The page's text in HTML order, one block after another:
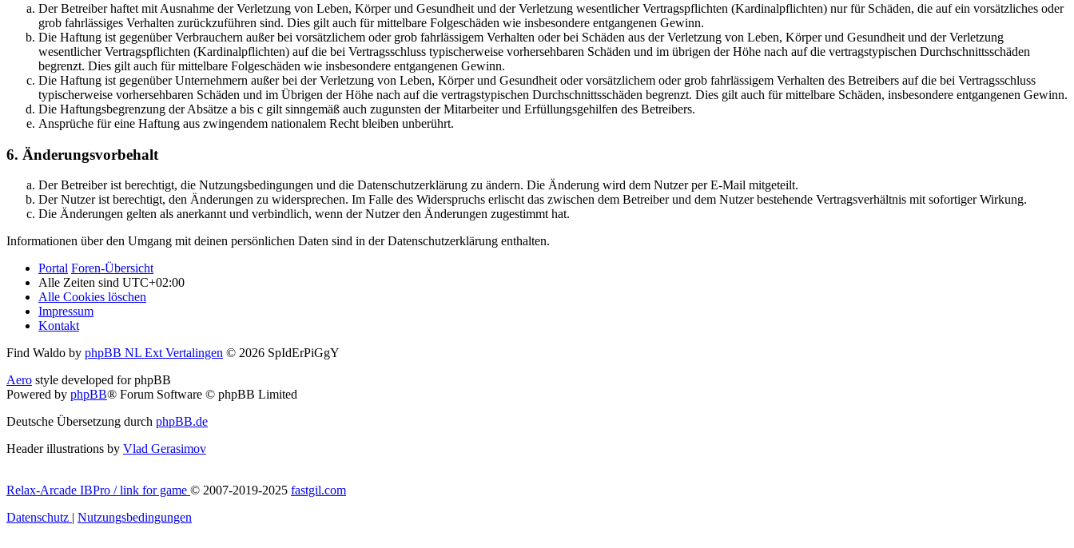
Der Betreiber haftet mit Ausnahme der Verletzung von Leben, Körper und Gesundheit und der Verletzung wesentlicher Vertragspflichten (Kardinalpflichten) nur für Schäden, die auf ein vorsätzliches oder
grob fahrlässiges Verhalten zurückzuführen sind. Dies gilt auch für mittelbare Folgeschäden wie insbesondere entgangenen Gewinn.
Die Haftung ist gegenüber Verbrauchern außer bei vorsätzlichem oder grob fahrlässigem Verhalten oder bei Schäden aus der Verletzung von Leben, Körper und Gesundheit und der Verletzung
wesentlicher Vertragspflichten (Kardinalpflichten) auf die bei Vertragsschluss typischerweise vorhersehbaren Schäden und im übrigen der Höhe nach auf die vertragstypischen Durchschnittsschäden
begrenzt. Dies gilt auch für mittelbare Folgeschäden wie insbesondere entgangenen Gewinn.
Die Haftung ist gegenüber Unternehmern außer bei der Verletzung von Leben, Körper und Gesundheit oder vorsätzlichem oder grob fahrlässigem Verhalten des Betreibers auf die bei Vertragsschluss
typischerweise vorhersehbaren Schäden und im Übrigen der Höhe nach auf die vertragstypischen Durchschnittsschäden begrenzt. Dies gilt auch für mittelbare Schäden, insbesondere entgangenen Gewinn.
Die Haftungsbegrenzung der Absätze a bis c gilt sinngemäß auch zugunsten der Mitarbeiter und Erfüllungsgehilfen des Betreibers.
Ansprüche für eine Haftung aus zwingendem nationalem Recht bleiben unberührt.
6. Änderungsvorbehalt
Der Betreiber ist berechtigt, die Nutzungsbedingungen und die Datenschutzerklärung zu ändern. Die Änderung wird dem Nutzer per E-Mail mitgeteilt.
Der Nutzer ist berechtigt, den Änderungen zu widersprechen. Im Falle des Widerspruchs erlischt das zwischen dem Betreiber und dem Nutzer bestehende Vertragsverhältnis mit sofortiger Wirkung.
Die Änderungen gelten als anerkannt und verbindlich, wenn der Nutzer den Änderungen zugestimmt hat.
Informationen über den Umgang mit deinen persönlichen Daten sind in der Datenschutzerklärung enthalten.
Portal Foren-Übersicht
Alle Zeiten sind UTC+02:00
Alle Cookies löschen
Impressum
Kontakt
Find Waldo by phpBB NL Ext Vertalingen © 2026 SpIdErPiGgY
Aero style developed for phpBB
Powered by phpBB® Forum Software © phpBB Limited
Deutsche Übersetzung durch phpBB.de
Header illustrations by Vlad Gerasimov
Relax-Arcade IBPro / link for game © 2007-2019-2025 fastgil.com
Datenschutz | Nutzungsbedingungen